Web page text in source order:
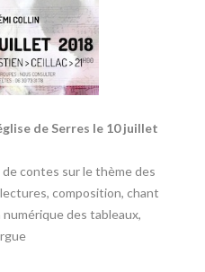
de Serres le 10 juillet
contes sur le thème des
composition, chant
des tableaux,